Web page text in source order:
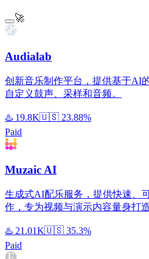
🚀
Audialab
创新音乐制作平台，提供基于AI
自定义鼓声、采样和音频。
♨️ 19.8K🇺🇸 23.88%
Paid
Muzaic AI
生成式AI配乐服务，提供快速、
作，专为视频与演示内容量身打造
♨️ 21.01K🇺🇸 35.3%
Paid